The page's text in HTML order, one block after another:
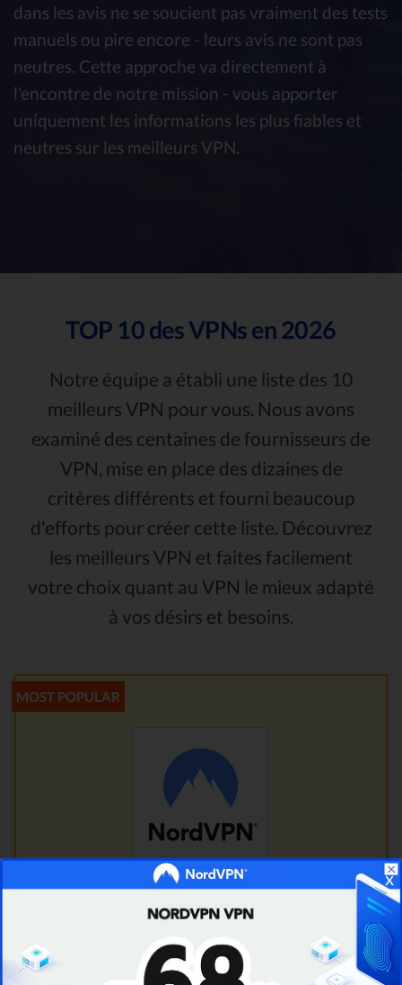
dans les avis ne se soucient pas vraiment des tests
manuels ou pire encore - leurs avis ne sont pas
neutres. Cette approche va directement à
l'encontre de notre mission - vous apporter
uniquement les informations les plus fiables et
neutres sur les meilleurs VPN.
TOP 10des VPNs en 2026
Notre équipe a établi une liste des 10
meilleurs VPN pour vous. Nous avons
examiné des centaines de fournisseurs de
VPN, mise en place des dizaines de
critères différents et fourni beaucoup
d'efforts pour créer cette liste. Découvrez
les meilleurs VPN et faites facilement
votre choix quant au VPN le mieux adapté
à vos désirs et besoins.
1. NordVPN Avis
Netflix et Torrent Autorisés
x